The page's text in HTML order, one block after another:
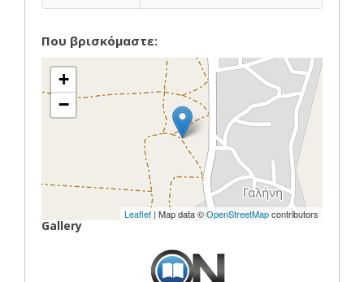
Που βρισκόμαστε:
+
−
Leaflet | Map data ©OpenStreetMapcontributors
Gallery